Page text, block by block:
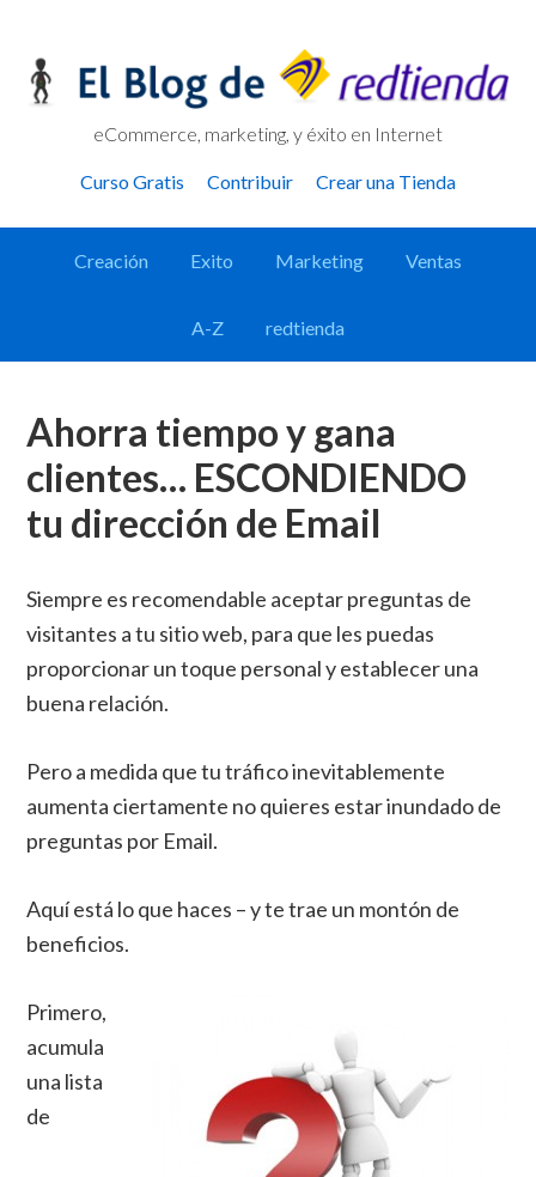
links
primary
content
primary
eCommerce, marketing, y éxito en Internet
Header
Curso Gratis Contribuir Crear una Tienda
MainCreación Exito Marketing Ventas
A-Z redtienda
Ahorra tiempo y gana
clientes… ESCONDIENDO
tu dirección de Email
Siempre es recomendable aceptar preguntas de
visitantes a tu sitio web, para que les puedas
proporcionar un toque personal y establecer una
buena relación.
Pero a medida que tu tráfico inevitablemente
aumenta ciertamente no quieres estar inundado de
preguntas por Email.
Aquí está lo que haces – y te trae un montón de
beneficios.
Primero,
acumula
una lista
de